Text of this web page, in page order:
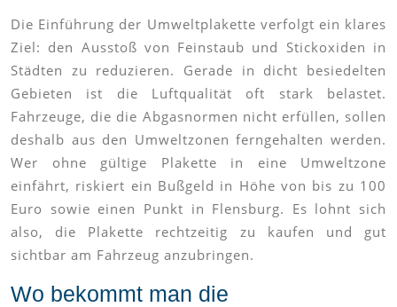
Die Einführung der Umweltplakette verfolgt ein klares
Ziel: den Ausstoß von Feinstaub und Stickoxiden in
Städten zu reduzieren. Gerade in dicht besiedelten
Gebieten ist die Luftqualität oft stark belastet.
Fahrzeuge, die die Abgasnormen nicht erfüllen, sollen
deshalb aus den Umweltzonen ferngehalten werden.
Wer ohne gültige Plakette in eine Umweltzone
einfährt, riskiert ein Bußgeld in Höhe von bis zu 100
Euro sowie einen Punkt in Flensburg. Es lohnt sich
also, die Plakette rechtzeitig zu kaufen und gut
sichtbar am Fahrzeug anzubringen.
Wo bekommt man die